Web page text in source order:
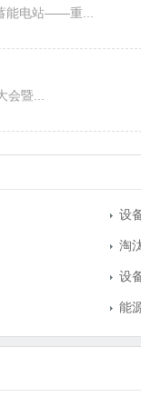
能电站——重...
暨...
设
淘
设
能